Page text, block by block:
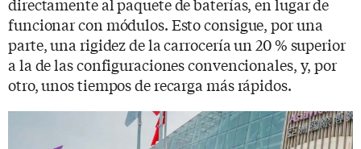
funcionar con módulos. Esto consigue, por una
parte, una rigidez de la carrocería un 20 % superior
a la de las configuraciones convencionales, y, por
otro, unos tiempos de recarga más rápidos.